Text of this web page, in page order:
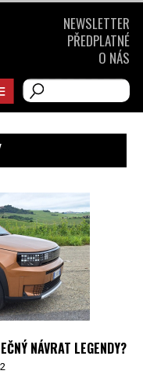
NÁVRAT LEGENDY?
NEWSLETTER
PŘEDPLATNÉ
O NÁS